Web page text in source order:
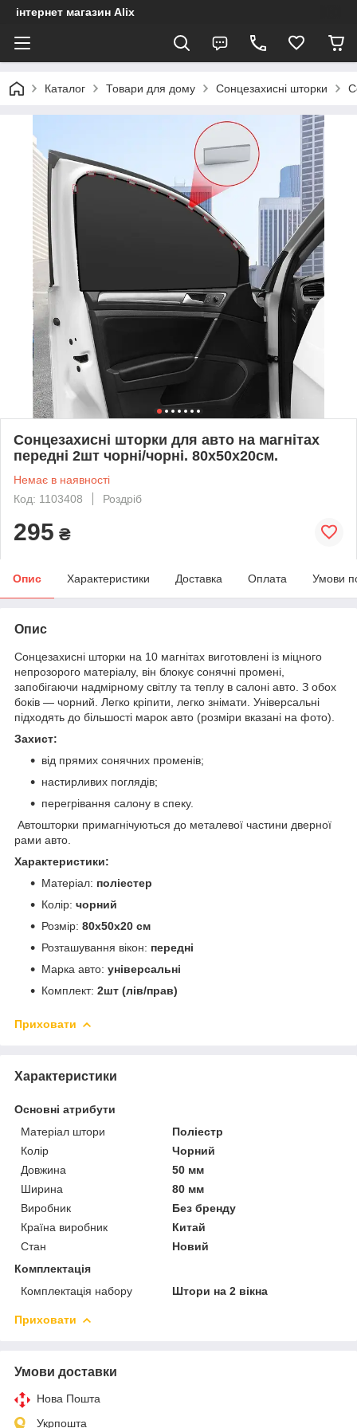
інтернет магазин Alix
Каталог Товари для дому Сонцезахисні шторки
Сонцезахисні шторки для авто на магнітах
передні 2шт чорні/чорні. 80х50х20см.
Немає в наявності
Код: 1103408
Роздріб
295 ₴
Опис Характеристики Доставка Оплата Умови
Опис
Сонцезахисні шторки на 10 магнітах виготовлені із міцного
непрозорого матеріалу, він блокує сонячні промені,
запобігаючи надмірному світлу та теплу в салоні авто. З обох
боків — чорний. Легко кріпити, легко знімати. Універсальні
підходять до більшості марок авто (розміри вказані на фото).
Захист:
від прямих сонячних променів;
настирливих поглядів;
перегрівання салону в спеку.
Автошторки примагнічуються до металевої частини дверної
рами авто.
Характеристики:
Матеріал: поліестер
Колір: чорний
Розмір: 80х50х20 см
Розташування вікон: передні
Марка авто: універсальні
Комплект: 2шт (лів/прав)
Приховати
Характеристики
Основні атрибути
Матеріал штори
Поліестр
Колір
Чорний
Довжина
50 мм
Ширина
80 мм
Виробник
Без бренду
Країна виробник
Китай
Стан
Новий
Комплектація
Комплектація набору
Штори на 2 вікна
Приховати
Умови доставки
Нова Пошта
Укрпошта